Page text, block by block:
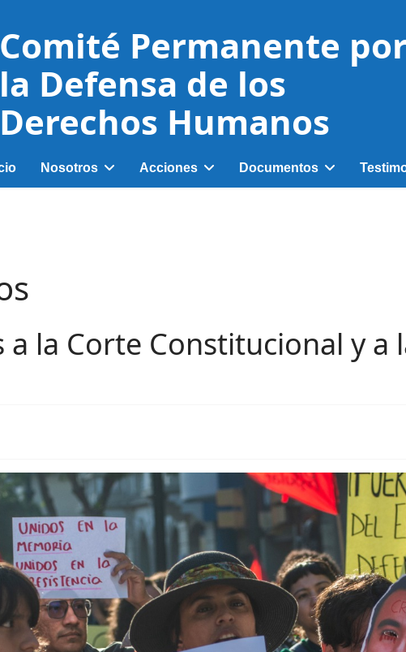
Comité Permanente
la Defensa de los
Derechos Humanos
Nosotros Acciones Documentos
a la Corte Constitucional y a